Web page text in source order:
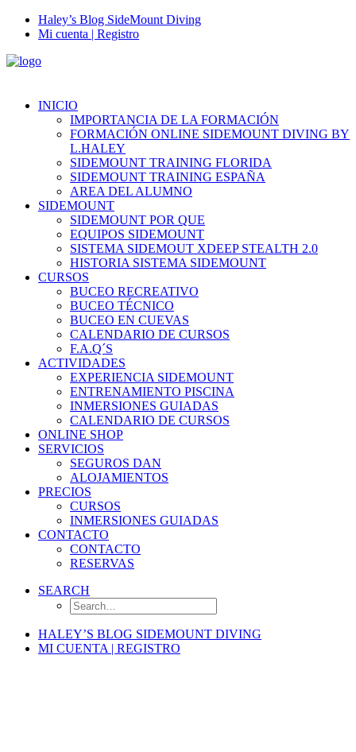
Haley’s Blog SideMount Diving
Mi cuenta | Registro
INICIO
IMPORTANCIA DE LA FORMACIÓN
FORMACIÓN ONLINE SIDEMOUNT DIVING BY
L.HALEY
SIDEMOUNT TRAINING FLORIDA
SIDEMOUNT TRAINING ESPAÑA
AREA DEL ALUMNO
SIDEMOUNT
SIDEMOUNT POR QUE
EQUIPOS SIDEMOUNT
SISTEMA SIDEMOUT XDEEP STEALTH 2.0
HISTORIA SISTEMA SIDEMOUNT
CURSOS
BUCEO RECREATIVO
BUCEO TÉCNICO
BUCEO EN CUEVAS
CALENDARIO DE CURSOS
F.A.Q´S
ACTIVIDADES
EXPERIENCIA SIDEMOUNT
ENTRENAMIENTO PISCINA
INMERSIONES GUIADAS
CALENDARIO DE CURSOS
ONLINE SHOP
SERVICIOS
SEGUROS DAN
ALOJAMIENTOS
PRECIOS
CURSOS
INMERSIONES GUIADAS
CONTACTO
CONTACTO
RESERVAS
SEARCH
HALEY’S BLOG SIDEMOUNT DIVING
MI CUENTA | REGISTRO